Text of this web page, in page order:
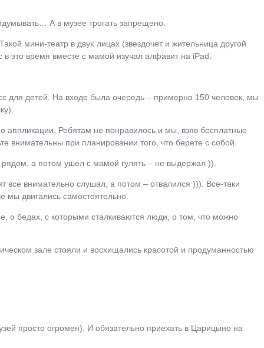
А в музее трогать запрещено.
мини-театр в двух лицах (звездочет и жительница другой
это время вместе с мамой изучал алфавит на iPad.
для детей. На входе была очередь – примерно 150 человек, мы
аппликации. Ребятам не понравилось и мы, взяв бесплатные
внимательны при планировании того, что берете с собой.
а потом ушел с мамой гулять – не выдержал )).
все внимательно слушал, а потом – отвалился ))). Все-таки
двигались самостоятельно.
о бедах, с которыми сталкиваются люди, о том, что можно
зале стояли и восхищались красотой и продуманностью
просто огромен). И обязательно приехать в Царицыно на